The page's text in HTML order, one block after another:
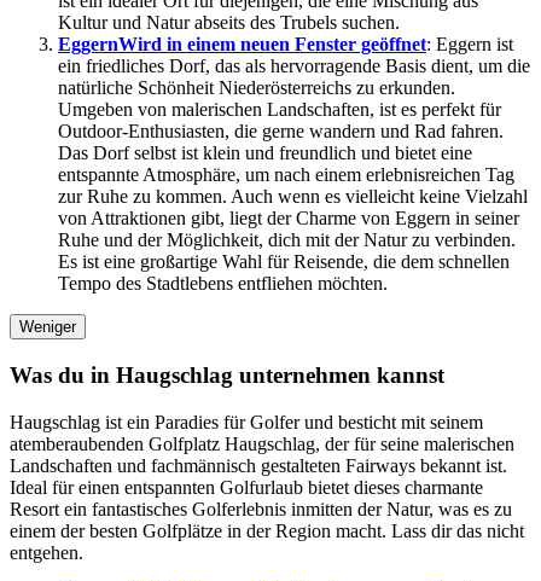
Kultur und Natur abseits des Trubels suchen.
EggernWird in einem neuen Fenster geöffnet: Eggern ist
ein friedliches Dorf, das als hervorragende Basis dient, um die
natürliche Schönheit Niederösterreichs zu erkunden.
Umgeben von malerischen Landschaften, ist es perfekt für
Outdoor-Enthusiasten, die gerne wandern und Rad fahren.
Das Dorf selbst ist klein und freundlich und bietet eine
entspannte Atmosphäre, um nach einem erlebnisreichen Tag
zur Ruhe zu kommen. Auch wenn es vielleicht keine Vielzahl
von Attraktionen gibt, liegt der Charme von Eggern in seiner
Ruhe und der Möglichkeit, dich mit der Natur zu verbinden.
Es ist eine großartige Wahl für Reisende, die dem schnellen
Tempo des Stadtlebens entfliehen möchten.
Weniger
Was du in Haugschlag unternehmen kannst
Haugschlag ist ein Paradies für Golfer und besticht mit seinem
atemberaubenden Golfplatz Haugschlag, der für seine malerischen
Landschaften und fachmännisch gestalteten Fairways bekannt ist.
Ideal für einen entspannten Golfurlaub bietet dieses charmante
Resort ein fantastisches Golferlebnis inmitten der Natur, was es zu
einem der besten Golfplätze in der Region macht. Lass dir das nicht
entgehen.